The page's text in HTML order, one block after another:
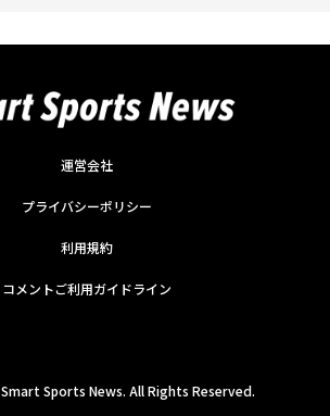
運営会社
プライバシーポリシー
利用規約
コメントご利用ガイドライン
Smart Sports News. All Rights Reserved.